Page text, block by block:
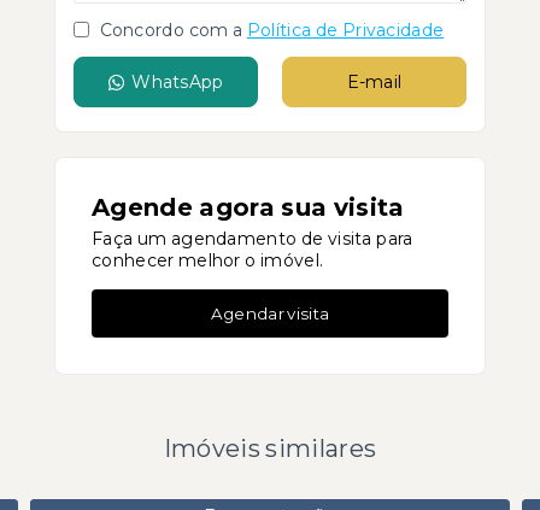
Concordo com a Política de Privacidade
WhatsApp E-mail
Agende agora sua visita
Faça um agendamento de visita para
conhecer melhor o imóvel.
Agendar visita
Imóveis similares